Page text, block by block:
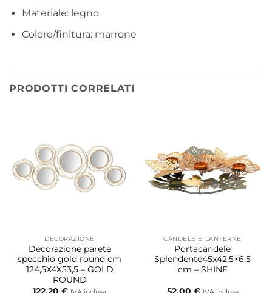
Materiale: legno
Colore/finitura: marrone
PRODOTTI CORRELATI
DECORAZIONE
Decorazione parete
specchio gold round cm
124,5X4X53,5 – GOLD
ROUND
122,20 €
CANDELE E LANTERNE
Portacandele
Splendente45x42,5×6,5
cm – SHINE
52,00 €